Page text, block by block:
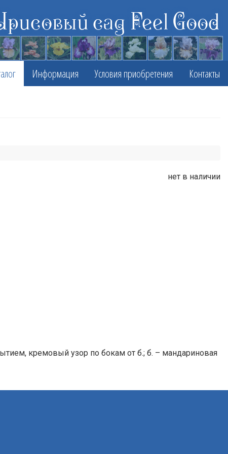
сад Feel Good
Информация Условия приобретения Контакты
нет в наличии
кремовый узор по бокам от б.; б. – мандариновая